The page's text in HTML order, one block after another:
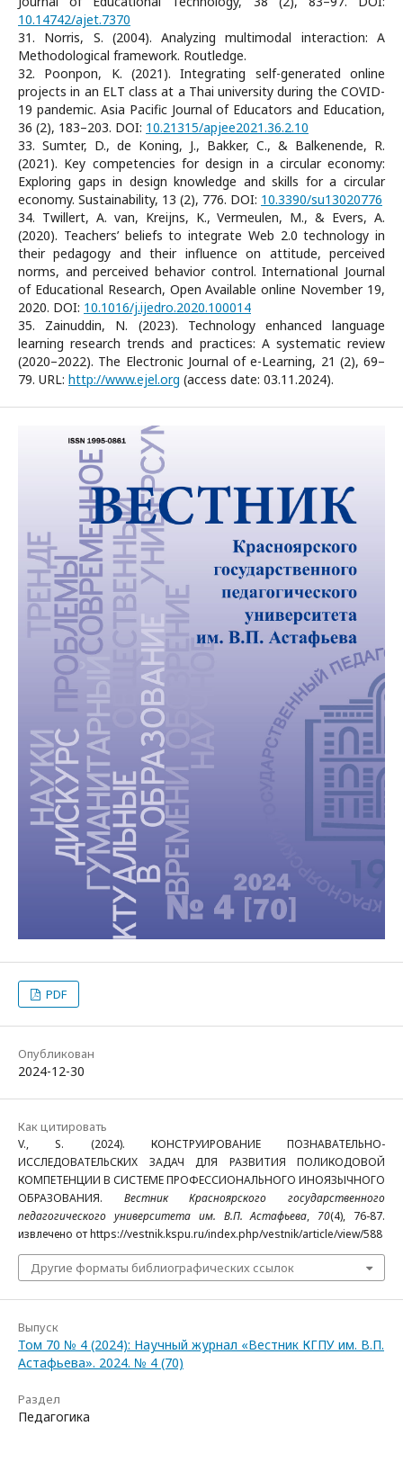
10.14742/ajet.7370
31. Norris, S. (2004). Analyzing multimodal interaction: A
Methodological framework. Routledge.
32. Poonpon, K. (2021). Integrating self-generated online
projects in an ELT class at a Thai university during the COVID-
19 pandemic. Asia Pacific Journal of Educators and Education,
36 (2), 183–203. DOI: 10.21315/apjee2021.36.2.10
33. Sumter, D., de Koning, J., Bakker, C., & Balkenende, R.
(2021). Key competencies for design in a circular economy:
Exploring gaps in design knowledge and skills for a circular
economy. Sustainability, 13 (2), 776. DOI: 10.3390/su13020776
34. Twillert, A. van, Kreijns, K., Vermeulen, M., & Evers, А.
(2020). Teachers’ beliefs to integrate Web 2.0 technology in
their pedagogy and their influence on attitude, perceived
norms, and perceived behavior control. International Journal
of Educational Research, Open Available online November 19,
2020. DOI: 10.1016/j.ijedro.2020.100014
35. Zainuddin, N. (2023). Technology enhanced language
learning research trends and practices: A systematic review
(2020–2022). The Electronic Journal of e-Learning, 21 (2), 69–
79. URL: http://www.ejel.org (access date: 03.11.2024).
PDF
Опубликован
2024-12-30
Как цитировать
V., S. (2024). КОНСТРУИРОВАНИЕ ПОЗНАВАТЕЛЬНО-
ИССЛЕДОВАТЕЛЬСКИХ ЗАДАЧ ДЛЯ РАЗВИТИЯ ПОЛИКОДОВОЙ
КОМПЕТЕНЦИИ В СИСТЕМЕ ПРОФЕССИОНАЛЬНОГО ИНОЯЗЫЧНОГО
ОБРАЗОВАНИЯ. Вестник Красноярского государственного
педагогического университета им. В.П. Астафьева, 70(4), 76-87.
извлечено от https://vestnik.kspu.ru/index.php/vestnik/article/view/588
Другие форматы библиографических ссылок
Выпуск
Том 70 № 4 (2024): Научный журнал «Вестник КГПУ им. В.П.
Астафьева». 2024. № 4 (70)
Раздел
Педагогика